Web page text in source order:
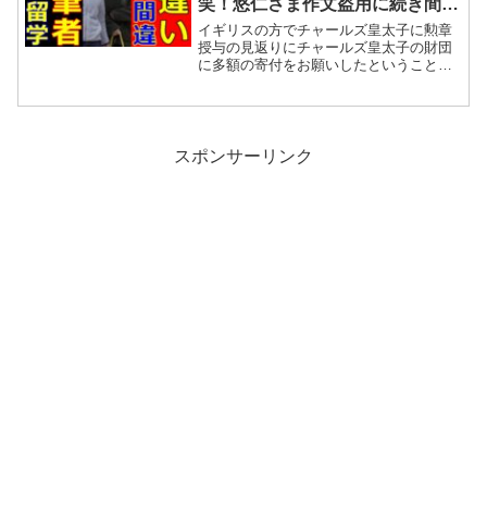
けな勘違い発覚
イギリスの方でチャールズ皇太子に勲章
授与の見返りにチャールズ皇太子の財団
に多額の寄付をお願いしたということが
スポンサーリンク